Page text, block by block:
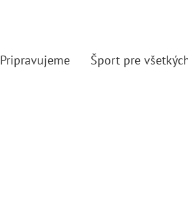
Pripravujeme Šport pre